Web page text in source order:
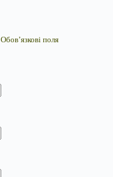
Обов’язкові поля